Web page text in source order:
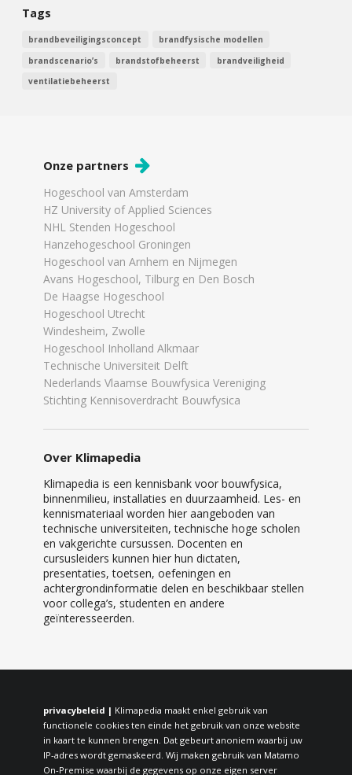
Tags
brandbeveiligingsconcept
brandfysische modellen
brandscenario’s
brandstofbeheerst
brandveiligheid
ventilatiebeheerst
Onze partners
Hogeschool van Amsterdam
HZ University of Applied Sciences
NHL Stenden Hogeschool
Hanzehogeschool Groningen
Hogeschool van Arnhem en Nijmegen
Avans Hogeschool, Tilburg en Den Bosch
De Haagse Hogeschool
Hogeschool Utrecht
Windesheim, Zwolle
Hogeschool Inholland Alkmaar
Technische Universiteit Delft
Nederlands Vlaamse Bouwfysica Vereniging
Stichting Kennisoverdracht Bouwfysica
Over Klimapedia
Klimapedia is een kennisbank voor bouwfysica,
binnenmilieu, installaties en duurzaamheid. Les- en
kennismateriaal worden hier aangeboden van
technische universiteiten, technische hoge scholen
en vakgerichte cursussen. Docenten en
cursusleiders kunnen hier hun dictaten,
presentaties, toetsen, oefeningen en
achtergrondinformatie delen en beschikbaar stellen
voor collega’s, studenten en andere
geïnteresseerden.
privacybeleid | Klimapedia maakt enkel gebruik van
functionele cookies ten einde het gebruik van onze website
in kaart te kunnen brengen. Dat gebeurt anoniem waarbij uw
IP-adres wordt gemaskeerd. Wij maken gebruik van Matamo
On-Premise waarbij de gegevens op onze eigen server